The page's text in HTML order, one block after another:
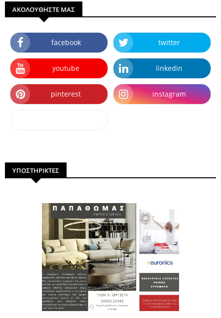
ΑΚΟΛΟΥΘΗΣΤΕ ΜΑΣ
facebook twitter
youtube linkedin
pinterest instagram
ΥΠΟΣΤΗΡΙΚΤΕΣ